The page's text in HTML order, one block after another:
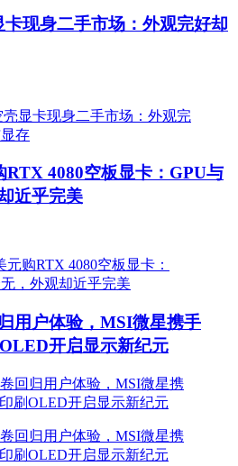
现身二手市场：外观完好却
RTX 4080空板显卡：GPU与
近乎完美
用户体验，MSI微星携手
开启显示新纪元